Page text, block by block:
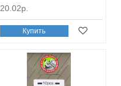
20.02р.
Купить